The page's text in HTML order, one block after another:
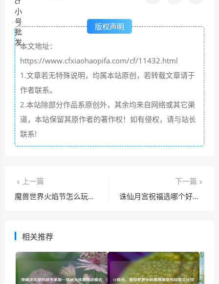
版权声明
本文地址：
https://www.cfxiaohaopifa.com/cf/11432.html
1.文章若无特殊说明，均属本站原创，若转载文章请于
作者联系。
2.本站除部分作品系原创外，其余均来自网络或其它渠
道，本站保留其原作者的著作权！如有侵权，请与站长
联系!
上一篇
魔兽世界火焰节怎么玩？最详细的任务流程看这里！
下一篇
诛仙月宫祝福选哪个好？不同职业最佳选择推荐！
相关推荐